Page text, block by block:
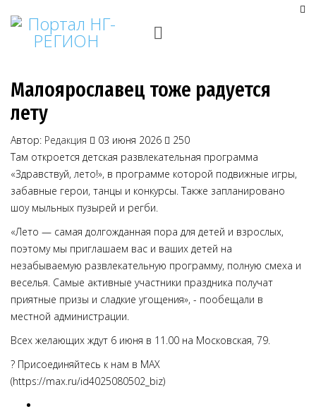
Малоярославец тоже радуется
лету
Автор: Редакция 03 июня 2026
250
Там откроется детская развлекательная программа
«Здравствуй, лето!», в программе которой подвижные игры,
забавные герои, танцы и конкурсы. Также запланировано
шоу мыльных пузырей и регби.
«Лето — самая долгожданная пора для детей и взрослых,
поэтому мы приглашаем вас и ваших детей на
незабываемую развлекательную программу, полную смеха и
веселья. Самые активные участники праздника получат
приятные призы и сладкие угощения», - пообещали в
местной администрации.
Всех желающих ждут 6 июня в 11.00 на Московская, 79.
? Присоединяйтесь к нам в MAX
(https://max.ru/id4025080502_biz)